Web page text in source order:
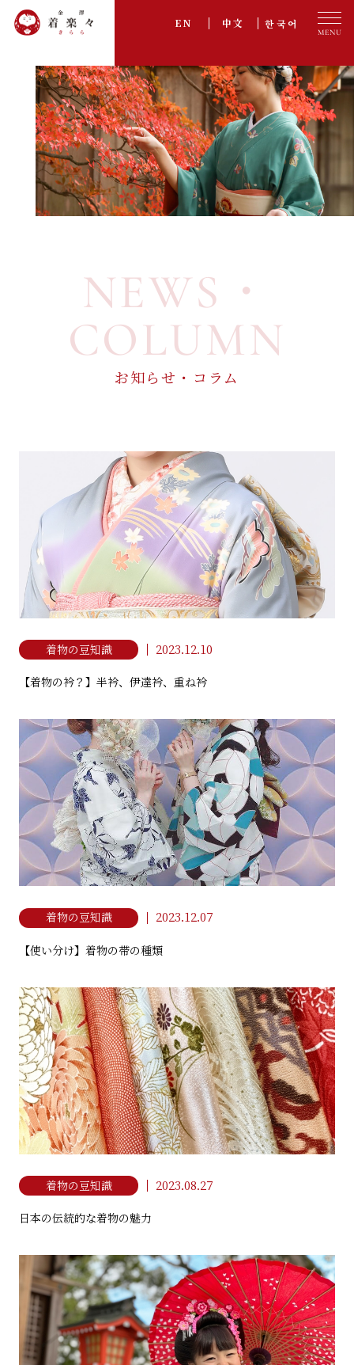
EN 中文 한국어
プラン一覧 PLAN
オプション OPTION
ご利用の流れ FLOW
アクセス ACCESS
採用情報 RECRUIT
お知らせ・コラム NEWS・COLUMN
RESERVE / CONTACT
お電話でのお問い合わせ
TEL 076-252-4931
利用条件・利用規約 プライバシーポリシー
金澤着楽々 ひがし茶屋街本店
石川県金沢市東山1丁目3-18
金澤着楽々 金沢駅前店
NPO法人 日本きもの文化振興会
石川県金沢市此花町3-2 ライブ1ビル B1F
076-210-4931
NEWS・
COLUMN
お知らせ・コラム
着物の豆知識 2023.12.10
【着物の衿？】半衿、伊達衿、重ね衿
着物の豆知識 2023.12.07
【使い分け】着物の帯の種類
着物の豆知識 2023.08.27
日本の伝統的な着物の魅力